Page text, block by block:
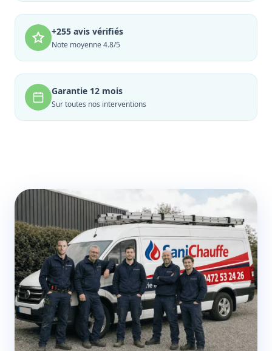
+255 avis vérifiés
Note moyenne 4.8/5
Garantie 12 mois
Sur toutes nos interventions